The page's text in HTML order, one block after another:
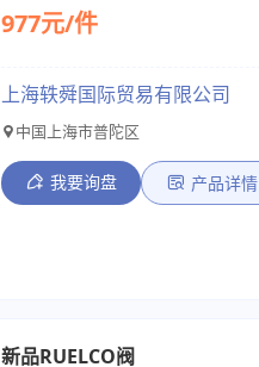
977元/件
上海轶舜国际贸易有限公司
中国上海市普陀区
我要询盘 产品详情
新品RUELCO阀